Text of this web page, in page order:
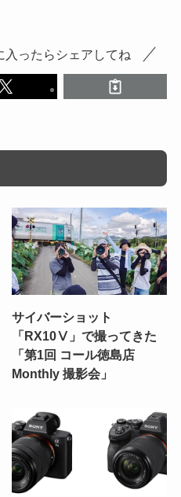
入ったらシェアしてね
サイバーショット
「RX10Ⅴ」で撮ってきた
「第1回 コール徳島店
Monthly 撮影会」